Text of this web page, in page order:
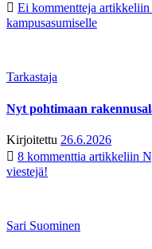
Ei kommentteja artikkeliin
kampusasumiselle
Tarkastaja
Nyt pohtimaan
Kirjoitettu 26.6.2026
8 kommenttia artikkeliin
viestejä!
Sari Suominen